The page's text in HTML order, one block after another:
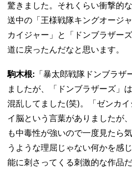
驚きました。それくらい衝撃的
送中の「王様戦隊キングオージ
カイジャー」と「ドンブラザー
道に戻ったんだなと思います。
駒木根: 「暴太郎戦隊ドンブラ
ましたが、「ドンブラザーズ」
混乱してました(笑)。「ゼンカ
イ脳という言葉がありましたが
も中毒性が強いので一度見たら
うような理屈じゃない何かを感
能に刺さってくる刺激的な作品